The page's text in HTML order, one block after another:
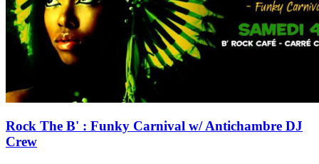
Rock The B' : Funky Carnival w/ Antichambre DJ
Crew